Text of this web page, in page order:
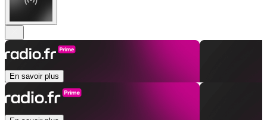
En savoir plus